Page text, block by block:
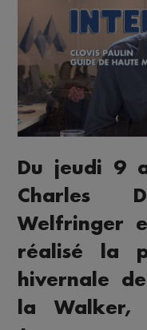
Du jeudi 9
Charles
Welfringer
réalisé la
hivernale
la Walker,